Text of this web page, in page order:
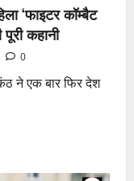
‘फाइटर कॉम्बैट
कहानी
0
ने एक बार फिर देश